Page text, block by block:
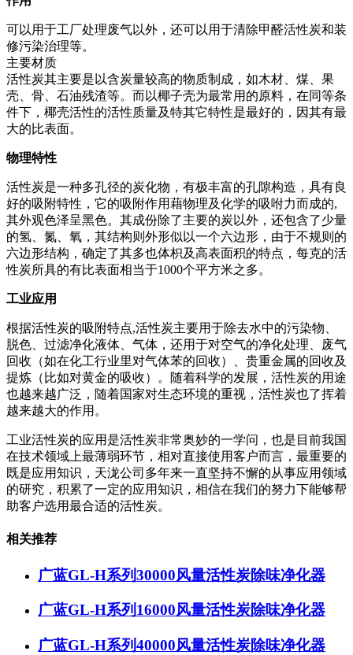
可以用于工厂处理废气以外，还可以用于清除甲醛活性炭和装
修污染治理等。
主要材质
活性炭其主要是以含炭量较高的物质制成，如木材、煤、果
壳、骨、石油残渣等。而以椰子壳为最常用的原料，在同等条
件下，椰壳活性的活性质量及特其它特性是最好的，因其有最
大的比表面。
物理特性
活性炭是一种多孔径的炭化物，有极丰富的孔隙构造，具有良
好的吸附特性，它的吸附作用藉物理及化学的吸咐力而成的,
其外观色泽呈黑色。其成份除了主要的炭以外，还包含了少量
的氢、氮、氧，其结构则外形似以一个六边形，由于不规则的
六边形结构，确定了其多也体枳及高表面积的特点，每克的活
性炭所具的有比表面相当于1000个平方米之多。
工业应用
根据活性炭的吸附特点,活性炭主要用于除去水中的污染物、
脱色、过滤净化液体、气体，还用于对空气的净化处理、废气
回收（如在化工行业里对气体苯的回收）、贵重金属的回收及
提炼（比如对黄金的吸收）。随着科学的发展，活性炭的用途
也越来越广泛，随着国家对生态环境的重视，活性炭也了挥着
越来越大的作用。
工业活性炭的应用是活性炭非常奥妙的一学问，也是目前我国
在技术领域上最薄弱环节，相对直接使用客户而言，最重要的
既是应用知识，天泷公司多年来一直坚持不懈的从事应用领域
的研究，积累了一定的应用知识，相信在我们的努力下能够帮
助客户选用最合适的活性炭。
相关推荐
广蓝GL-H系列30000风量活性炭除味净化器
广蓝GL-H系列16000风量活性炭除味净化器
广蓝GL-H系列40000风量活性炭除味净化器